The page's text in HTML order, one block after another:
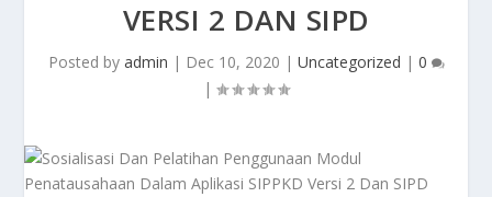
VERSI 2 DAN SIPD
Posted by admin | Dec 10, 2020 | Uncategorized | 0
|